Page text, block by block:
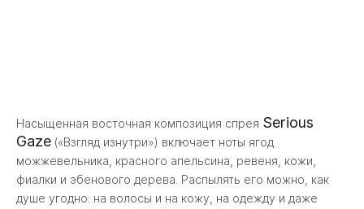
Насыщенная восточная композиция спрея Serious
Gaze («Взгляд изнутри») включает ноты ягод
можжевельника, красного апельсина, ревеня, кожи,
фиалки и эбенового дерева. Распылять его можно, как
душе угодно: на волосы и на кожу, на одежду и даже